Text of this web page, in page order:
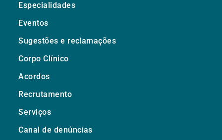
Especialidades
Eventos
Sugestões e reclamações
Corpo Clínico
Acordos
Recrutamento
Serviços
Canal de denúncias